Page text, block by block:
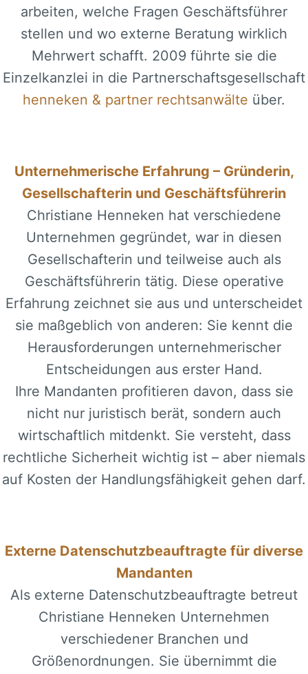
arbeiten, welche Fragen Geschäftsführer
stellen und wo externe Beratung wirklich
Mehrwert schafft. 2009 führte sie die
Einzelkanzlei in die Partnerschaftsgesellschaft
henneken & partner rechtsanwälte über.
Unternehmerische Erfahrung – Gründerin,
Gesellschafterin und Geschäftsführerin
Christiane Henneken hat verschiedene
Unternehmen gegründet, war in diesen
Gesellschafterin und teilweise auch als
Geschäftsführerin tätig. Diese operative
Erfahrung zeichnet sie aus und unterscheidet
sie maßgeblich von anderen: Sie kennt die
Herausforderungen unternehmerischer
Entscheidungen aus erster Hand.
Ihre Mandanten profitieren davon, dass sie
nicht nur juristisch berät, sondern auch
wirtschaftlich mitdenkt. Sie versteht, dass
rechtliche Sicherheit wichtig ist – aber niemals
auf Kosten der Handlungsfähigkeit gehen darf.
Externe Datenschutzbeauftragte für diverse
Mandanten
Als externe Datenschutzbeauftragte betreut
Christiane Henneken Unternehmen
verschiedener Branchen und
Größenordnungen. Sie übernimmt die